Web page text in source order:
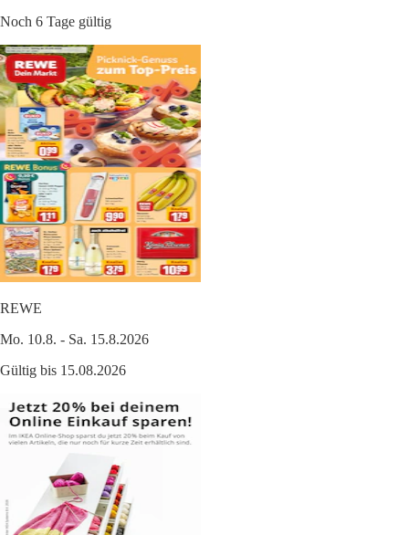
Noch 6 Tage gültig
REWE
Mo. 10.8. - Sa. 15.8.2026
Gültig bis 15.08.2026